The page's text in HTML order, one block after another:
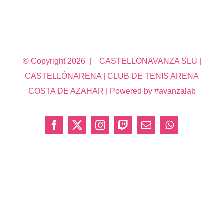
© Copyright 2026 | CASTELLONAVANZA SLU |
CASTELLÓNARENA | CLUB DE TENIS ARENA
COSTA DE AZAHAR | Powered by #avanzalab
Facebook
X InstagramTwitchCorreoWhatsApp